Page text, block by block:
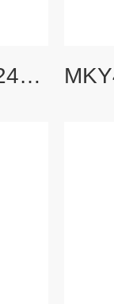
WDVFA06-ACB-S-32-24A2R1超低折扣瑞士万福乐WANDFLUH比例阀